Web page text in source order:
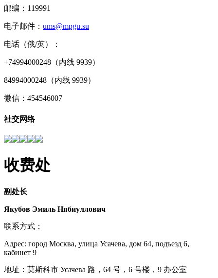
邮编：119991
电子邮件： ums@mpgu.su
电话（俄/英）：
+74994000248（内线 9939）
84994000248（内线 9939）
微信：454546007
社交网络
收费处
副处长
Якубов Эмиль Нябиуллович
联系方式：
Адрес: город Москва, улица Усачева, дом 64, подъезд 6,
кабинет 9
地址 ： 莫斯科市 Усачева 路，64 号，6 号楼，9 办公室